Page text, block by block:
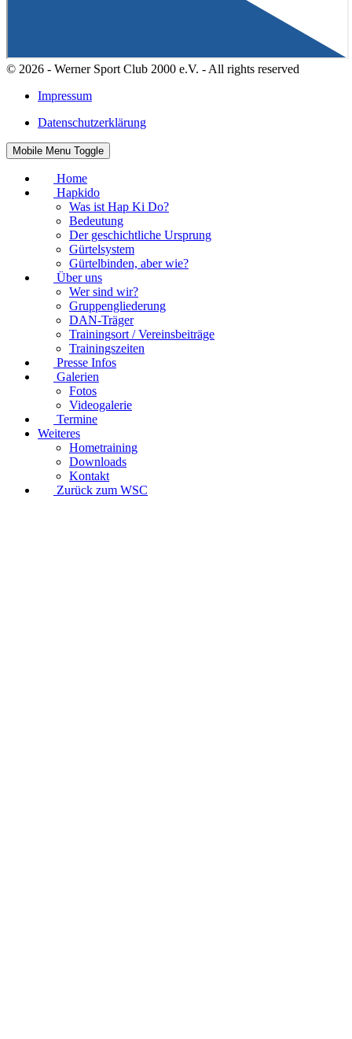
© 2026 - Werner Sport Club 2000 e.V. - All rights reserved
Impressum
Datenschutzerklärung
Mobile Menu Toggle
Home
Hapkido
Was ist Hap Ki Do?
Bedeutung
Der geschichtliche Ursprung
Gürtelsystem
Gürtelbinden, aber wie?
Über uns
Wer sind wir?
Gruppengliederung
DAN-Träger
Trainingsort / Vereinsbeiträge
Trainingszeiten
Presse Infos
Galerien
Fotos
Videogalerie
Termine
Weiteres
Hometraining
Downloads
Kontakt
Zurück zum WSC